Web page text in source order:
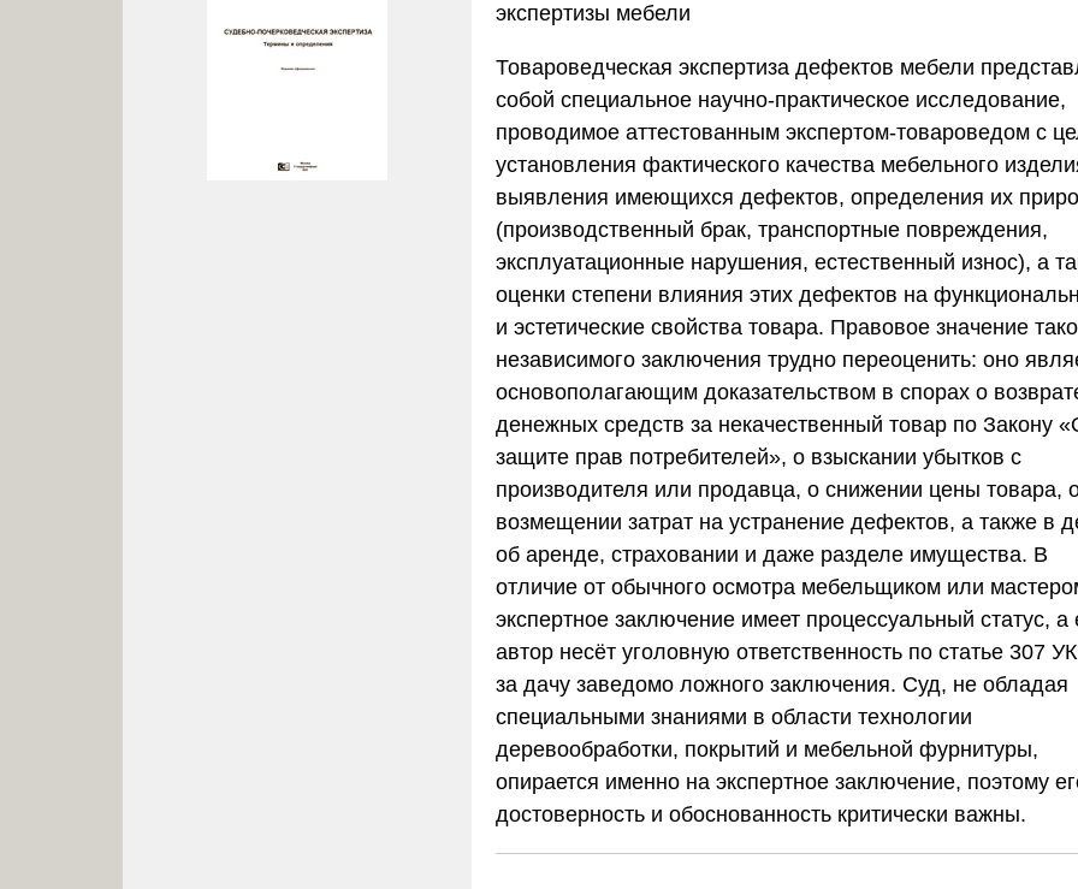
экспертизы мебели
Товароведческая экспертиза дефектов мебели
собой специальное научно-практическое исследование,
проводимое аттестованным экспертом-товароведом с
установления фактического качества мебельного
выявления имеющихся дефектов, определения их
(производственный брак, транспортные повреждения,
эксплуатационные нарушения, естественный износ), а
оценки степени влияния этих дефектов на
и эстетические свойства товара. Правовое значение
независимого заключения трудно переоценить: оно
основополагающим доказательством в спорах о
денежных средств за некачественный товар по Закону
защите прав потребителей», о взыскании убытков с
производителя или продавца, о снижении цены товара,
возмещении затрат на устранение дефектов, а также в
об аренде, страховании и даже разделе имущества. В
отличие от обычного осмотра мебельщиком или
экспертное заключение имеет процессуальный статус, а
автор несёт уголовную ответственность по статье 307
за дачу заведомо ложного заключения. Суд, не обладая
специальными знаниями в области технологии
деревообработки, покрытий и мебельной фурнитуры,
опирается именно на экспертное заключение, поэтому
достоверность и обоснованность критически важны.